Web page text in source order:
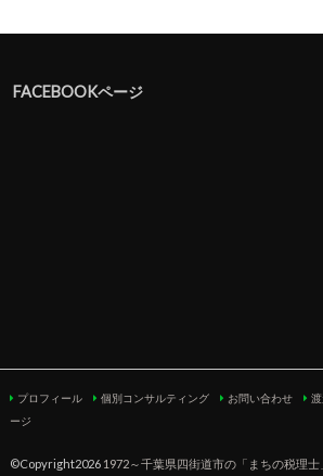
FACEBOOKページ
プロフィール 個別コンサルティング お問い合わせ
ージ
©Copyright2026 1972～千葉県四街道市の「まちの税理士